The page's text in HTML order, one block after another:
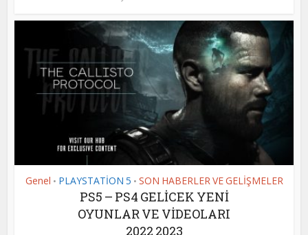
Genel • PLAYSTATİON 5 • SON HABERLER VE GELİŞMELER
PS5 – PS4 GELİCEK YENİ
OYUNLAR VE VİDEOLARI
2022 2023